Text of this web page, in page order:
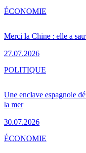
Merci la Chine : elle a
27.07.2026
ÉCONOMIE
Une enclave espagnole
la mer
30.07.2026
POLITIQUE
ÉCONOMIE